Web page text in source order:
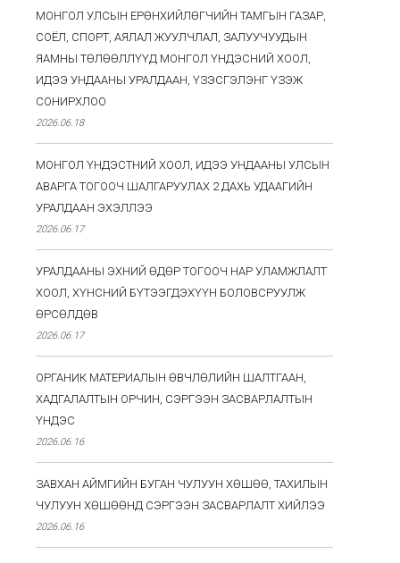
МОНГОЛ УЛСЫН ЕРӨНХИЙЛӨГЧИЙН ТАМГЫН ГАЗАР,
СОЁЛ, СПОРТ, АЯЛАЛ ЖУУЛЧЛАЛ, ЗАЛУУЧУУДЫН
ЯАМНЫ ТӨЛӨӨЛЛҮҮД МОНГОЛ ҮНДЭСНИЙ ХООЛ,
ИДЭЭ УНДААНЫ УРАЛДААН, ҮЗЭСГЭЛЭНГ ҮЗЭЖ
СОНИРХЛОО
2026.06.18
МОНГОЛ ҮНДЭСТНИЙ ХООЛ, ИДЭЭ УНДААНЫ УЛСЫН
АВАРГА ТОГООЧ ШАЛГАРУУЛАХ 2 ДАХЬ УДААГИЙН
УРАЛДААН ЭХЭЛЛЭЭ
2026.06.17
УРАЛДААНЫ ЭХНИЙ ӨДӨР ТОГООЧ НАР УЛАМЖЛАЛТ
ХООЛ, ХҮНСНИЙ БҮТЭЭГДЭХҮҮН БОЛОВСРУУЛЖ
ӨРСӨЛДӨВ
2026.06.17
ОРГАНИК МАТЕРИАЛЫН ӨВЧЛӨЛИЙН ШАЛТГААН,
ХАДГАЛАЛТЫН ОРЧИН, СЭРГЭЭН ЗАСВАРЛАЛТЫН
ҮНДЭС
2026.06.16
ЗАВХАН АЙМГИЙН БУГАН ЧУЛУУН ХӨШӨӨ, ТАХИЛЫН
ЧУЛУУН ХӨШӨӨНД СЭРГЭЭН ЗАСВАРЛАЛТ ХИЙЛЭЭ
2026.06.16